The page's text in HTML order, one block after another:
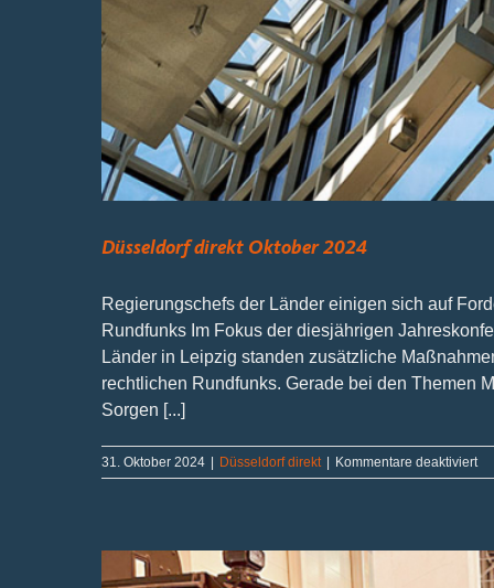
Düsseldorf direkt Oktober 2024
Regierungschefs der Länder einigen sich auf
Rundfunks Im Fokus der diesjährigen
Länder in Leipzig standen zusätzliche
rechtlichen Rundfunks. Gerade bei den Themen
Sorgen [...]
31. Oktober 2024 | Düsseldorf direkt | Kommentare deaktiviertfür